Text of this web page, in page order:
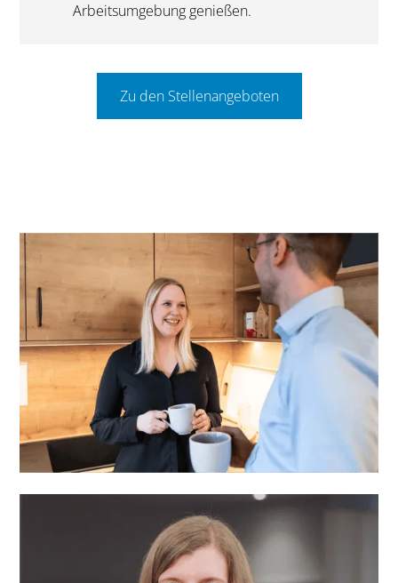
Arbeitsumgebung genießen.
Zu den Stellenangeboten